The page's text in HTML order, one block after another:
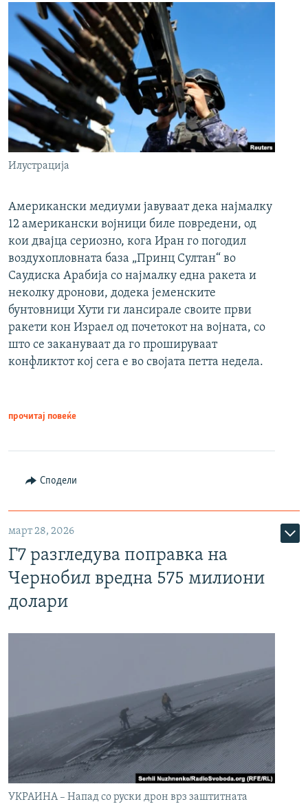
Илустрација
Американски медиуми јавуваат дека најмалку
12 американски војници биле повредени, од
кои двајца сериозно, кога Иран го погодил
воздухопловната база „Принц Султан“ во
Саудиска Арабија со најмалку една ракета и
неколку дронови, додека јеменските
бунтовници Хути ги лансирале своите први
ракети кон Израел од почетокот на војната, со
што се закануваат да го прошируваат
конфликтот кој сега е во својата петта недела.
прочитај повеќе
Сподели
март 28, 2026
Г7 разгледува поправка на
Чернобил вредна 575 милиони
долари
УКРАИНА – Напад со руски дрон врз заштитната